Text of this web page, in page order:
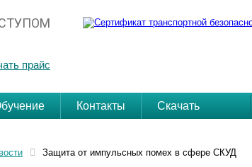
прайс
Контакты Скачать
Защита от импульсных помех в сфере СКУД